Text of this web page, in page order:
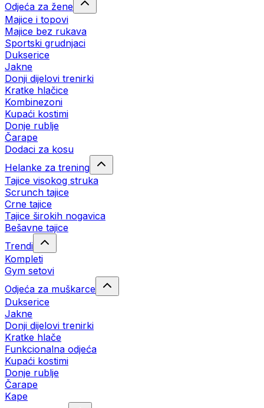
Odjeća za žene
Majice i topovi
Majice bez rukava
Sportski grudnjaci
Dukserice
Jakne
Donji dijelovi trenirki
Kratke hlačice
Kombinezoni
Kupaći kostimi
Donje rublje
Čarape
Dodaci za kosu
Helanke za trening
Tajice visokog struka
Scrunch tajice
Crne tajice
Tajice širokih nogavica
Bešavne tajice
Trendi
Kompleti
Gym setovi
Odjeća za muškarce
Dukserice
Jakne
Donji dijelovi trenirki
Kratke hlače
Funkcionalna odjeća
Kupaći kostimi
Donje rublje
Čarape
Kape